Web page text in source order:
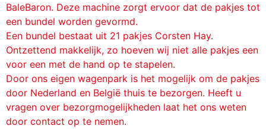
BaleBaron. Deze machine zorgt ervoor dat de pakjes tot
een bundel worden gevormd.
Een bundel bestaat uit 21 pakjes Corsten Hay.
Ontzettend makkelijk, zo hoeven wij niet alle pakjes een
voor een met de hand op te stapelen.
Door ons eigen wagenpark is het mogelijk om de pakjes
door Nederland en België thuis te bezorgen. Heeft u
vragen over bezorgmogelijkheden laat het ons weten
door contact op te nemen.